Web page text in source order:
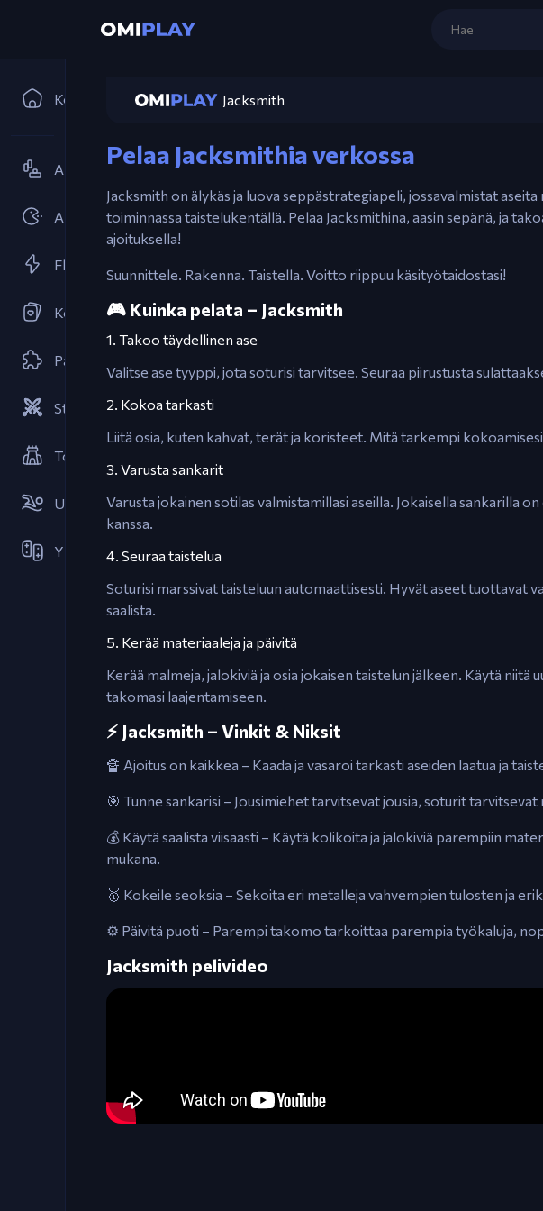
Koti
Alustaja
Arcadet
Flash-pelit
Korttipelit
Palapeli
Strategiat
Torni Puolustus
Urheilu
Yhteistyö
Jacksmith
Pelaa Jacksmithia verkossa
Jacksmith on älykäs ja luova seppästrategiapeli, jossavalmistat
toiminnassa taistelukentällä. Pelaa Jacksmithina, aasin sepänä, ja
ajoituksella!
Suunnittele. Rakenna. Taistella. Voitto riippuu käsityötaidostasi!
🎮 Kuinka pelata – Jacksmith
1. Takoo täydellinen ase
Valitse ase tyyppi, jota soturisi tarvitsee. Seuraa piirustusta
2. Kokoa tarkasti
Liitä osia, kuten kahvat, terät ja koristeet. Mitä tarkempi
3. Varusta sankarit
Varusta jokainen sotilas valmistamillasi aseilla. Jokaisella sankarilla
kanssa.
4. Seuraa taistelua
Soturisi marssivat taisteluun automaattisesti. Hyvät aseet tuottavat
saalista.
5. Kerää materiaaleja ja päivitä
Kerää malmeja, jalokiviä ja osia jokaisen taistelun jälkeen. Käytä
takomasi laajentamiseen.
⚡ Jacksmith – Vinkit & Niksit
🔏 Ajoitus on kaikkea – Kaada ja vasaroi tarkasti aseiden laatua ja
🎯 Tunne sankarisi – Jousimiehet tarvitsevat jousia, soturit
💰 Käytä saalista viisaasti – Käytä kolikoita ja jalokiviä parempiin
mukana.
🥇 Kokeile seoksia – Sekoita eri metalleja vahvempien tulosten ja
⚙️ Päivitä puoti – Parempi takomo tarkoittaa parempia työkaluja,
Jacksmith pelivideo